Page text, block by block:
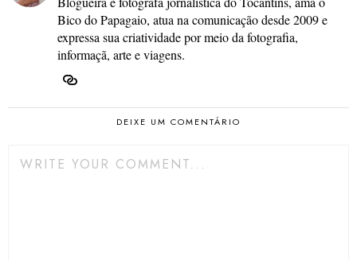
Bico do Papagaio, atua na comunicação desde 2009 e
expressa sua criatividade por meio da fotografia,
informaçã, arte e viagens.
DEIXE UM COMENTÁRIO